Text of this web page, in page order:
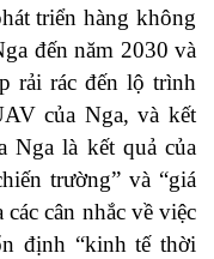
triển hàng không
đến năm 2030 và
rải rác đến lộ trình
của Nga, và kết
Nga là kết quả của
trường” và “giá
cân nhắc về việc
định “kinh tế thời